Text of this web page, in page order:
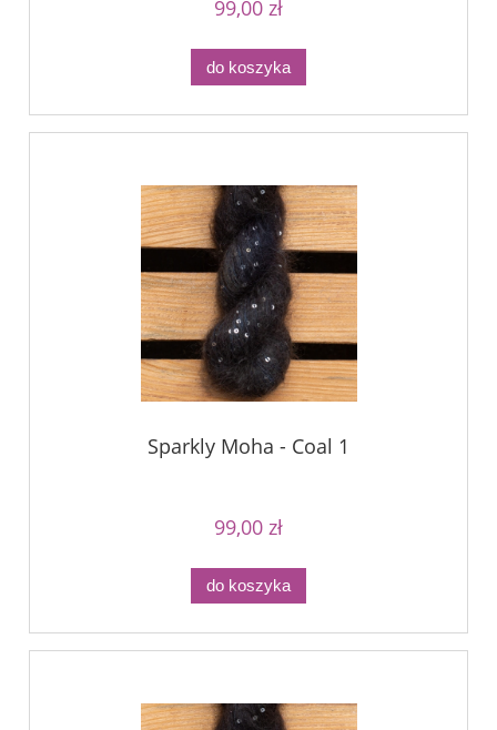
99,00 zł
do koszyka
Sparkly Moha - Coal 1
99,00 zł
do koszyka